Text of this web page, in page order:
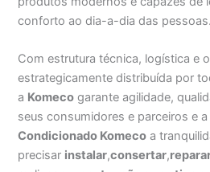
conforto ao dia-a-dia das pessoas.
Com estrutura técnica, logística e
estrategicamente distribuída por
a Komeco garante agilidade,
seus consumidores e parceiros e a
Condicionado Komeco a
precisar instalar,consertar,